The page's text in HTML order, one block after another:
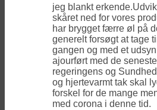
jeg blankt
skåret ned for vores
har brygget færre øl på
generelt forsøgt at tage
gangen og med et
ajourført med de
regeringens og
og hjertevarmt tak skal
forskel for de mange
med corona i denne tid.